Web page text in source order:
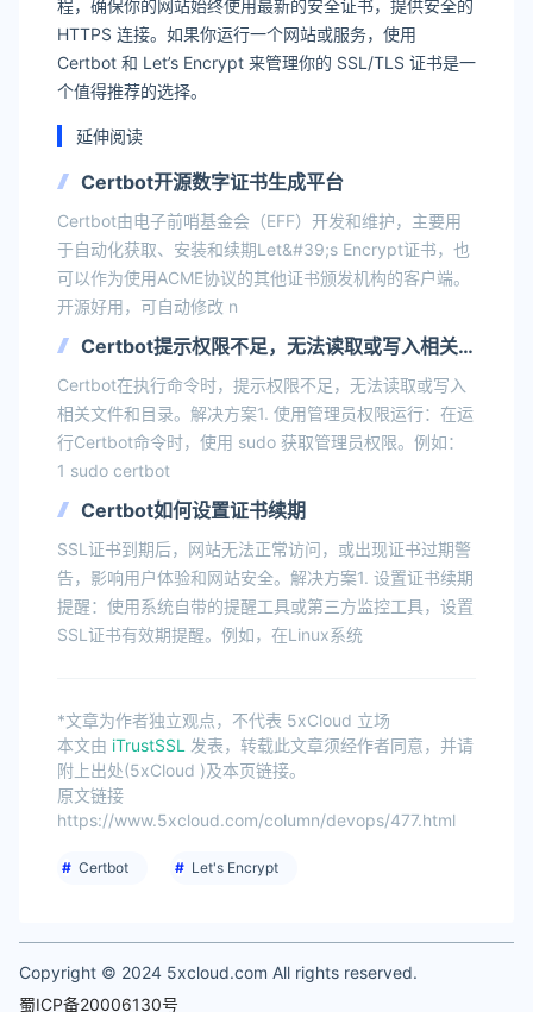
程，确保你的网站始终使用最新的安全证书，提供安全的
HTTPS 连接。如果你运行一个网站或服务，使用
Certbot 和 Let’s Encrypt 来管理你的 SSL/TLS 证书是一
个值得推荐的选择。
延伸阅读
Certbot开源数字证书生成平台
Certbot由电子前哨基金会（EFF）开发和维护，主要用
于自动化获取、安装和续期Let&#39;s Encrypt证书，也
可以作为使用ACME协议的其他证书颁发机构的客户端。
开源好用，可自动修改 n
Certbot提示权限不足，无法读取或写入相关
文件和目录
Certbot在执行命令时，提示权限不足，无法读取或写入
相关文件和目录。解决方案1. 使用管理员权限运行：在运
行Certbot命令时，使用 sudo 获取管理员权限。例如：
1 sudo certbot
Certbot如何设置证书续期
SSL证书到期后，网站无法正常访问，或出现证书过期警
告，影响用户体验和网站安全。解决方案1. 设置证书续期
提醒：使用系统自带的提醒工具或第三方监控工具，设置
SSL证书有效期提醒。例如，在Linux系统
*文章为作者独立观点，不代表 5xCloud 立场
本文由 iTrustSSL
发表，转载此文章须经作者同意，并请
附上出处(5xCloud )及本页链接。
原文链接
https://www.5xcloud.com/column/devops/477.html
Certbot Let's Encrypt
Copyright © 2024 5xcloud.com All rights reserved.
蜀ICP备20006130号